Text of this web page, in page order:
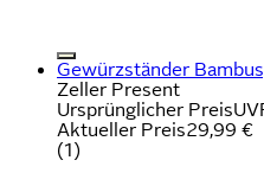
Gewürzständer
Zeller Present
Ursprünglicher Preis
Aktueller Preis29,99 €
(1)